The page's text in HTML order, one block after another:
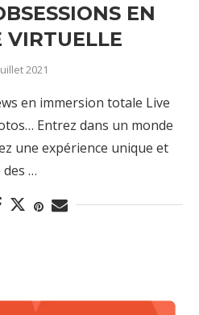
EN
VIRTUELLE
2021
en immersion totale Live
Entrez dans un monde
une expérience unique et
…